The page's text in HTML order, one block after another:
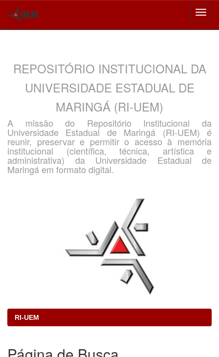
REPOSITÓRIO INSTITUCIONAL DA
UNIVERSIDADE ESTADUAL DE
MARINGÁ (RI-UEM)
A missão do Repositório Institucional da
Universidade Estadual de Maringá (RI-UEM) é
reunir, preservar e permitir o acesso à memória
institucional (científica, técnica, artística e
administrativa) da Universidade Estadual de
Maringá em formato digital.
RI-UEM